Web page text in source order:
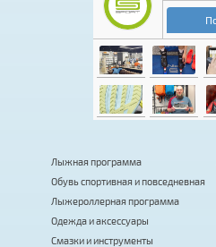
Лыжная программа
Обувь спортивная и повседневная
Лыжероллерная программа
Одежда и аксессуары
Смазки и инструменты